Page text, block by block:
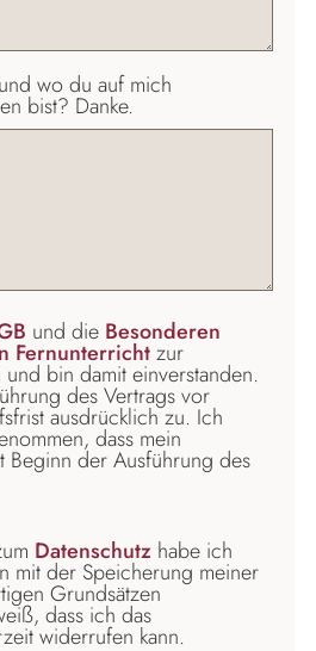
wo du auf mich
bist? Danke.
und die Besonderen
Fernunterrichtzur
und bin damit einverstanden.
des Vertrags vor
ausdrücklich zu. Ich
dass mein
Beginn der Ausführung des
Datenschutz habe ich
mit der Speicherung meiner
Grundsätzen
dass ich das
widerrufen kann.